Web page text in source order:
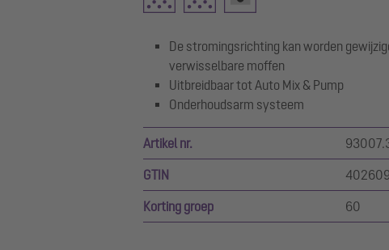
De stromingsrichting kan worden
verwisselbare moffen
Uitbreidbaar tot Auto Mix & Pump
Onderhoudsarm systeem
Artikel nr.
GTIN
Korting groep 60